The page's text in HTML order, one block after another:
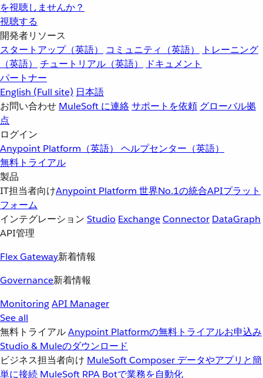
を視聴しませんか？
視聴する
開発者リソース
スタートアップ（英語）
コミュニティ（英語）
トレーニング
（英語）
チュートリアル（英語）
ドキュメント
パートナー
English (Full site) 日本語
お問い合わせ MuleSoft に連絡サポートを依頼 グローバル拠
点
ログイン
Anypoint Platform（英語） ヘルプセンター（英語）
無料トライアル
製品
IT担当者向けAnypoint Platform 世界No.1の統合APIプラット
フォーム
インテグレーション Studio ExchangeConnector DataGraph
API管理
Flex Gateway新着情報
Governance新着情報
MonitoringAPI Manager
See all
無料トライアルAnypoint Platformの無料トライアルお申込み
Studio & Muleのダウンロード
ビジネス担当者向け MuleSoft Composer データやアプリと簡
単に接続 MuleSoft RPA Botで業務を自動化